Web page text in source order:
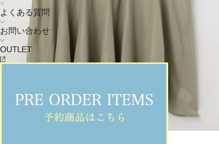
よくある質問
お問い合わせ
OUTLET